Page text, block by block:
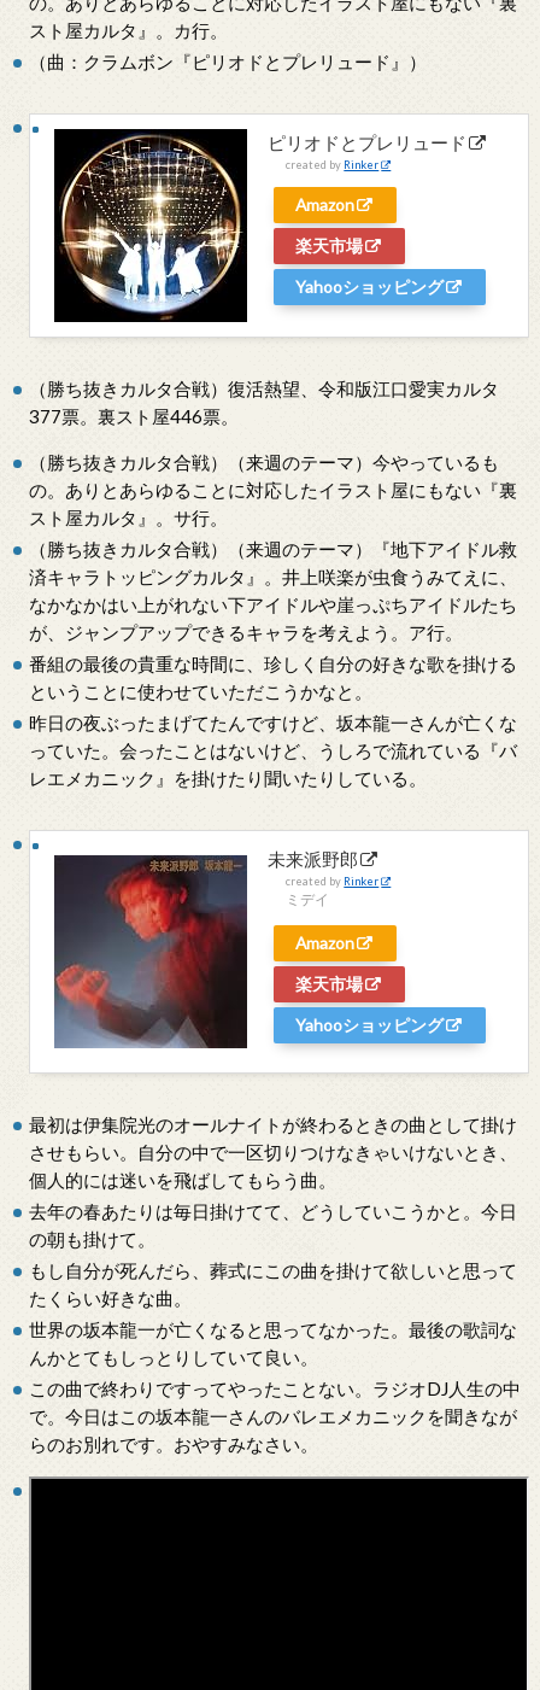
スト屋カルタ』。カ行。
（曲：クラムボン『ピリオドとプレリュード』）
ピリオドとプレリュード
created by Rinker
Amazon
楽天市場
Yahooショッピング
（勝ち抜きカルタ合戦）復活熱望、令和版江口愛実カルタ
377票。裏スト屋446票。
（勝ち抜きカルタ合戦）（来週のテーマ）今やっているも
の。ありとあらゆることに対応したイラスト屋にもない『裏
スト屋カルタ』。サ行。
（勝ち抜きカルタ合戦）（来週のテーマ）『地下アイドル救
済キャラトッピングカルタ』。井上咲楽が虫食うみてえに、
なかなかはい上がれない下アイドルや崖っぷちアイドルたち
が、ジャンプアップできるキャラを考えよう。ア行。
番組の最後の貴重な時間に、珍しく自分の好きな歌を掛ける
ということに使わせていただこうかなと。
昨日の夜ぶったまげてたんですけど、坂本龍一さんが亡くな
っていた。会ったことはないけど、うしろで流れている『バ
レエメカニック』を掛けたり聞いたりしている。
未来派野郎
created by Rinker
ミデイ
Amazon
楽天市場
Yahooショッピング
最初は伊集院光のオールナイトが終わるときの曲として掛け
させもらい。自分の中で一区切りつけなきゃいけないとき、
個人的には迷いを飛ばしてもらう曲。
去年の春あたりは毎日掛けてて、どうしていこうかと。今日
の朝も掛けて。
もし自分が死んだら、葬式にこの曲を掛けて欲しいと思って
たくらい好きな曲。
世界の坂本龍一が亡くなると思ってなかった。最後の歌詞な
んかとてもしっとりしていて良い。
この曲で終わりですってやったことない。ラジオDJ人生の中
で。今日はこの坂本龍一さんのバレエメカニックを聞きなが
らのお別れです。おやすみなさい。